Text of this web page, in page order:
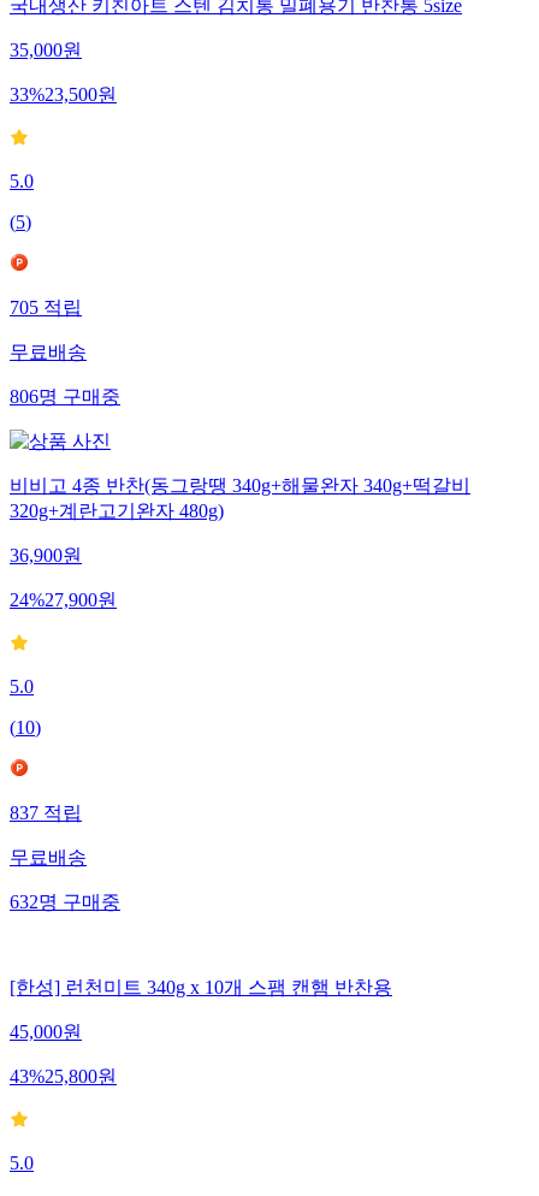
국내생산 키친아트 스텐 김치통 밀폐용기 반찬통 5size
35,000원
33%23,500원
5.0
(5)
705 적립
무료배송
806명 구매중
비비고 4종 반찬(동그랑땡 340g+해물완자 340g+떡갈비
320g+계란고기완자 480g)
36,900원
24%27,900원
5.0
(10)
837 적립
무료배송
632명 구매중
[한성] 런천미트 340g x 10개 스팸 캔햄 반찬용
45,000원
43%25,800원
5.0